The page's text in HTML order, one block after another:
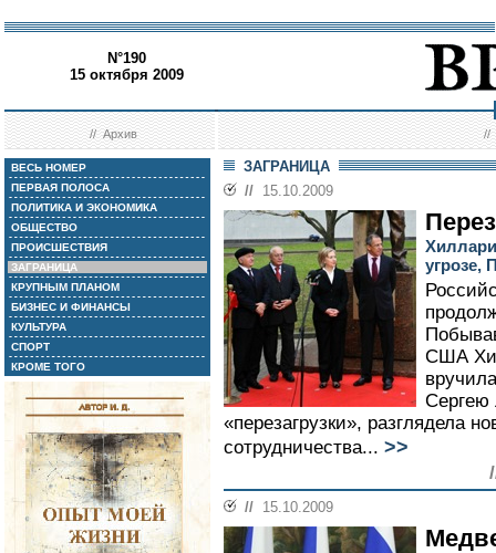
N°190
15 октября 2009
//Архив //
ВЕСЬ НОМЕР
ПЕРВАЯ ПОЛОСА
ПОЛИТИКА И ЭКОНОМИКА
ОБЩЕСТВО
ПРОИСШЕСТВИЯ
ЗАГРАНИЦА
КРУПНЫМ ПЛАНОМ
БИЗНЕС И ФИНАНСЫ
КУЛЬТУРА
СПОРТ
КРОМЕ ТОГО
ЗАГРАНИЦА
// 15.10.2009
угрозе,
США
Сергею
«перезагрузки», разглядела
сотрудничества... >>
// 15.10.2009